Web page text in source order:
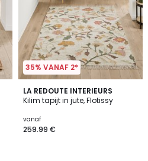
35% VANAF 2*
LA REDOUTE INTERIEURS
Kilim tapijt in jute, Flotissy
vanaf
259.99 €
4.2
/ 5